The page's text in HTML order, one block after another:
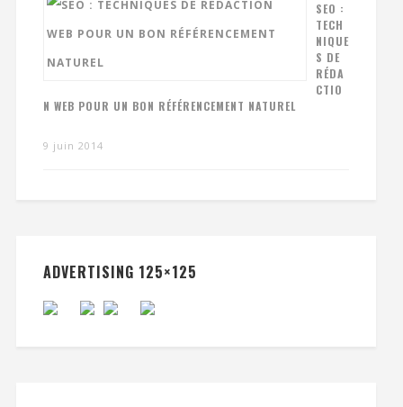
SEO :
TECH
NIQUE
S DE
RÉDA
CTIO
N WEB POUR UN BON RÉFÉRENCEMENT NATUREL
9 juin 2014
ADVERTISING 125×125